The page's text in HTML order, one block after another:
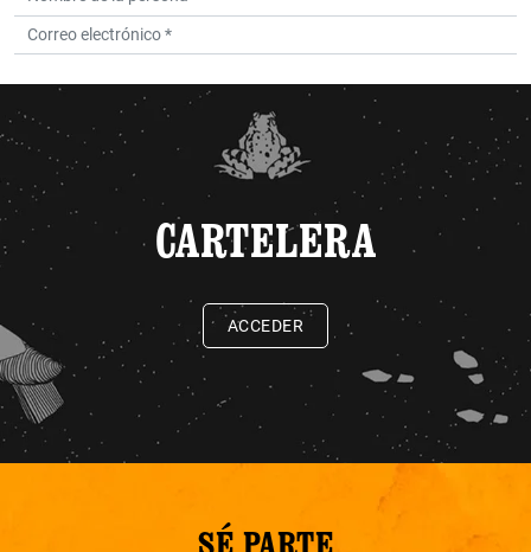
CARTELERA
ACCEDER